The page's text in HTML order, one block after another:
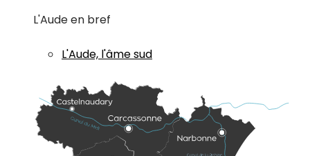
L'Aude en bref
L'Aude, l'âme sud